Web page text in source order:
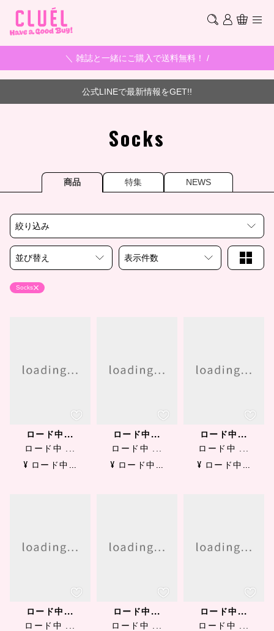
＼ 雑誌と一緒にご購入で送料無料！ /
公式LINEで最新情報をGET!!
Socks
商品 特集 NEWS
絞り込み
並び替え 表示件数
Socks
ロード中...
ロード中 ...
¥ ロード中...
ロード中...
ロード中 ...
¥ ロード中...
ロード中...
ロード中 ...
¥ ロード中...
ロード中...
ロード中 ...
ロード中...
ロード中 ...
ロード中...
ロード中 ...